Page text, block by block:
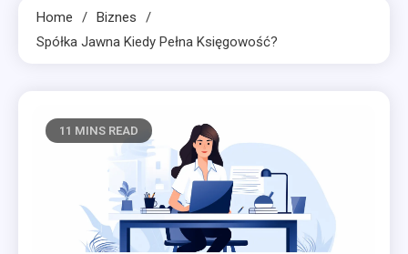
Home
Biznes
Spółka Jawna Kiedy Pełna Księgowość?
11 MINS READ